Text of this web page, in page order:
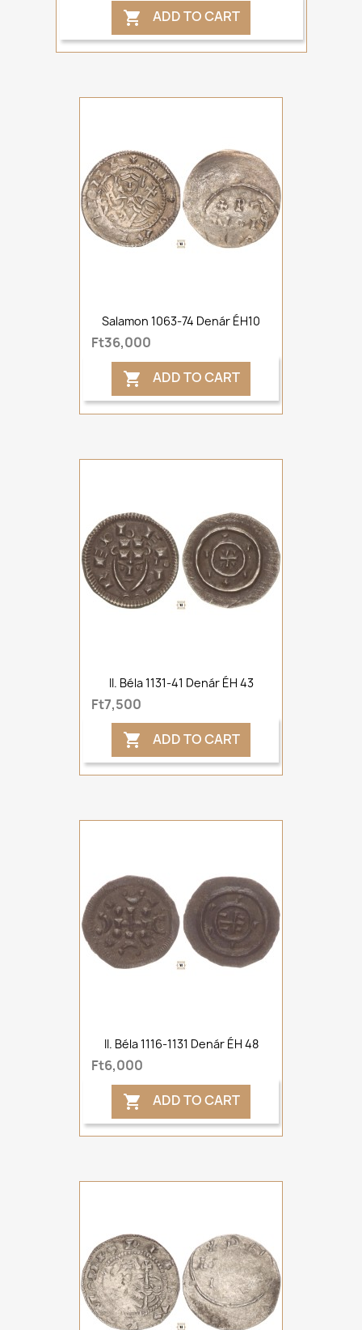
 ADD TO CART
Salamon 1063-74 Denár ÉH10
Ft36,000
 ADD TO CART
II. Béla 1131-41 Denár ÉH 43
Ft7,500
 ADD TO CART
II. Béla 1116-1131 Denár ÉH 48
Ft6,000
 ADD TO CART